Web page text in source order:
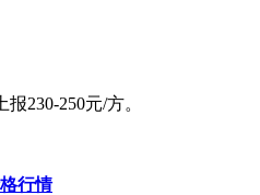
230-250元/方。
行情